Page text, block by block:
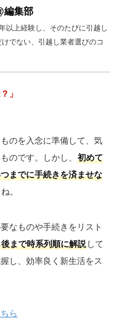
編集部
以上経験し、そのたびに引越し
でない、引越し業者選びのコ
」
のを入念に準備して、気
のです。しかし、初めて
までに手続きを済ませな
。
なものや手続きをリスト
まで時系列順に解説 して
し、効率良く新生活をス
ら